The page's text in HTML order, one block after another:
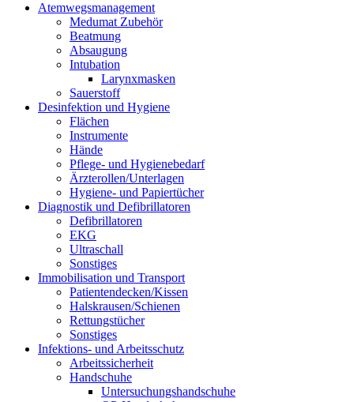
Atemwegsmanagement
Medumat Zubehör
Beatmung
Absaugung
Intubation
Larynxmasken
Sauerstoff
Desinfektion und Hygiene
Flächen
Instrumente
Hände
Pflege- und Hygienebedarf
Ärzterollen/Unterlagen
Hygiene- und Papiertücher
Diagnostik und Defibrillatoren
Defibrillatoren
EKG
Ultraschall
Sonstiges
Immobilisation und Transport
Patientendecken/Kissen
Halskrausen/Schienen
Rettungstücher
Sonstiges
Infektions- und Arbeitsschutz
Arbeitssicherheit
Handschuhe
Untersuchungshandschuhe